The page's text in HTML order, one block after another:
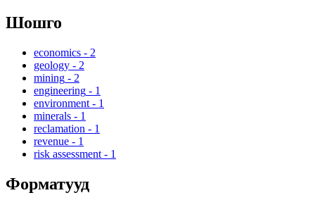
Шошго
economics - 2
geology - 2
mining - 2
engineering - 1
environment - 1
minerals - 1
reclamation - 1
revenue - 1
risk assessment - 1
Форматууд